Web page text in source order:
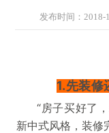
发布时间： 2018-
1.先装修
“房子买好了
新中式风格，装修